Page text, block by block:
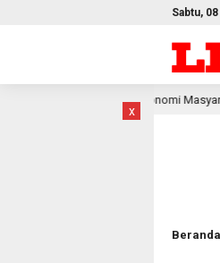
Sabtu,
x
5 jam lalu
Beranda